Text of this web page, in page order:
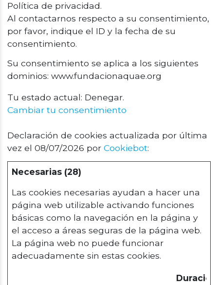
Política de privacidad.
Al contactarnos respecto a su consentimiento,
por favor, indique el ID y la fecha de su
consentimiento.
Su consentimiento se aplica a los siguientes
dominios: www.fundacionaquae.org
Tu estado actual: Denegar.
Cambiar tu consentimiento
Declaración de cookies actualizada por última
vez el 08/07/2026 por Cookiebot:
Necesarias (28)
Las cookies necesarias ayudan a hacer una
página web utilizable activando funciones
básicas como la navegación en la página y
el acceso a áreas seguras de la página web.
La página web no puede funcionar
adecuadamente sin estas cookies.
Duración